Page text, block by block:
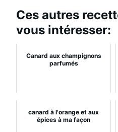
Ces autres
vous intéresser:
Canard aux champignons
parfumés
canard à l'orange et aux
épices à ma façon